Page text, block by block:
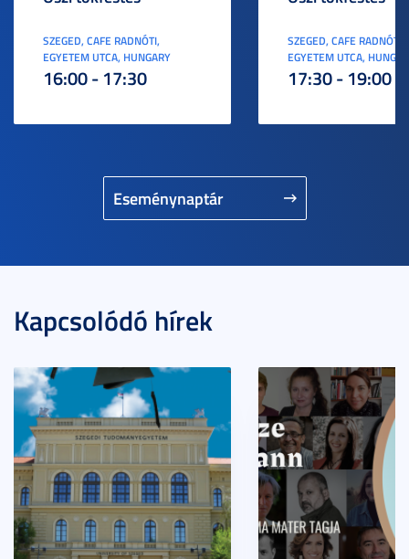
Eseménynaptár
SZEGED, CAFE RADNÓTI,
EGYETEM UTCA, HUNGARY
16:00 - 17:30
SZEGED, CAFE RADNÓTI,
EGYETEM UTCA,
17:30 - 19:00
Kapcsolódó hírek